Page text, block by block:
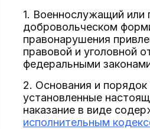
1. Военнослужащий
добровольческом
правонарушения
правовой и уголовной
федеральными
2. Основания и
установленные
наказание в виде
исполнительным